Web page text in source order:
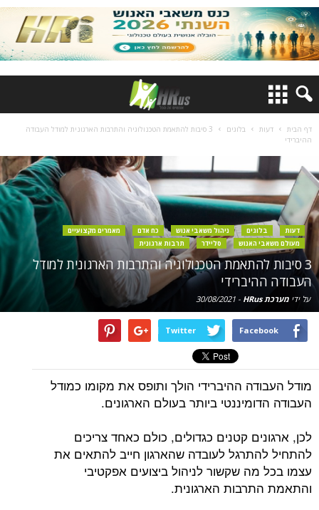
דף הבית דעות בלוגים
3 סיבות להתאמת הטכנולוגיה והתרבות הארגונית למודל העבודה
ההיברידי
דעות בלוגים ניהול משאבי אנוש כח אדם
מאמרים מקצועיים
מעולם משאבי האנוש
סליידר תרבות ארגונית
3 סיבות להתאמת הטכנולוגיה והתרבות הארגונית למודל
העבודה ההיברידי
על ידי מערכת HRus -
30/08/2021
Facebook
Twitter
מודל העבודה ההיברידי הולך ותופס את מקומו כמודל
העבודה הדומיננטי ביותר בעולם הארגונים.
לכן, ארגונים קטנים כגדולים, כולם כאחד צריכים
להתחיל להתרגל לעובדה שהארגון חייב להתאים את
עצמו בכל מה שקשור לניהול ביצועים אפקטיבי
והתאמת התרבות הארגונית.